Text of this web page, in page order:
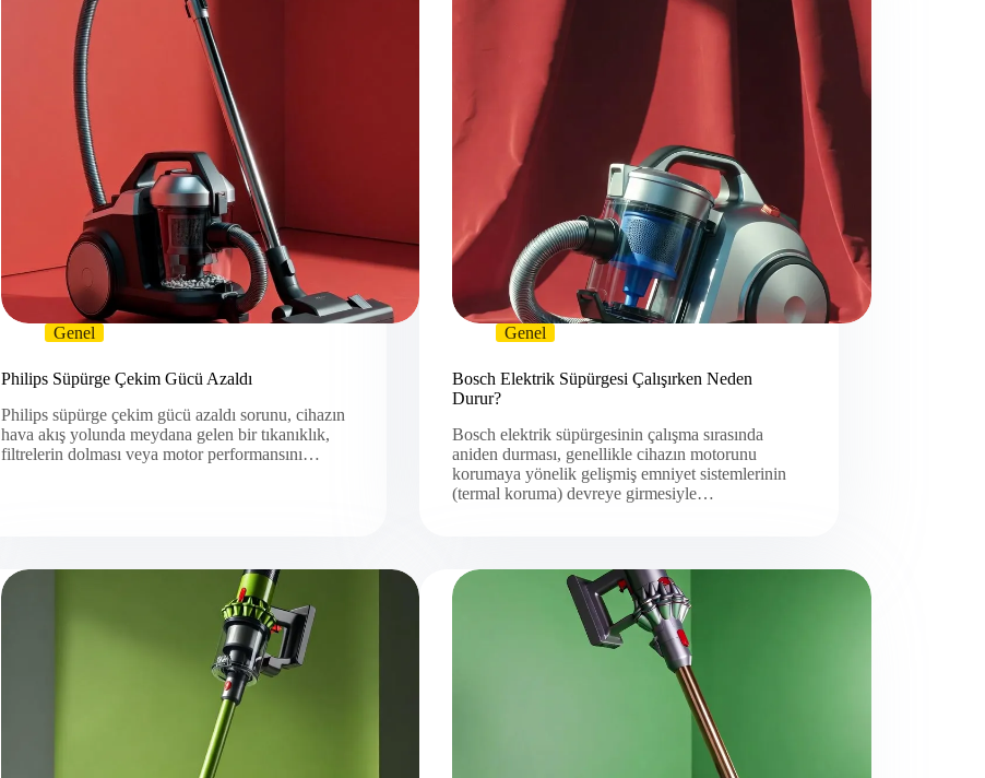
Genel
Philips Süpürge Çekim Gücü Azaldı
Philips süpürge çekim gücü azaldı sorunu, cihazın
hava akış yolunda meydana gelen bir tıkanıklık,
filtrelerin dolması veya motor performansını…
Genel
Bosch Elektrik Süpürgesi Çalışırken Neden
Durur?
Bosch elektrik süpürgesinin çalışma sırasında
aniden durması, genellikle cihazın motorunu
korumaya yönelik gelişmiş emniyet sistemlerinin
(termal koruma) devreye girmesiyle…